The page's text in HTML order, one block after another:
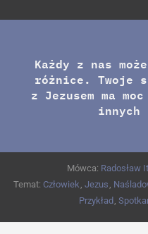
Każdy z nas
różnice. Twoje
z Jezusem ma
innych
Mówca: Radosław
Temat: Człowiek ,Jezus
Przykład